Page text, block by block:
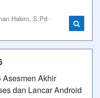
Hakim, S.Pd -
Asesmen Akhir
dan Lancar Android